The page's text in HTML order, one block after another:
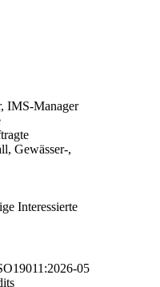
IMS-Manager
Gewässer-,
Interessierte
05